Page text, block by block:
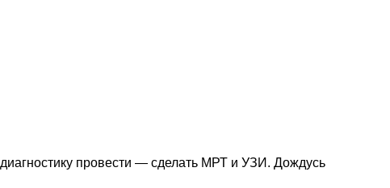
провести — сделать МРТ и УЗИ. Дождусь